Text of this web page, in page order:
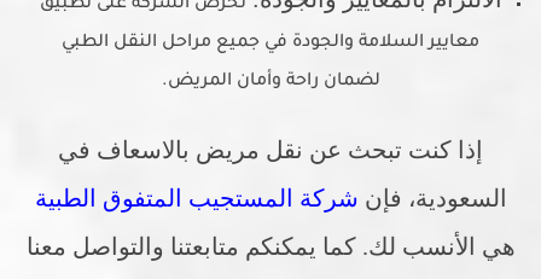
تحرص الشركة على تطبيق
معايير السلامة والجودة في جميع مراحل النقل الطبي
لضمان راحة وأمان المريض.
إذا كنت تبحث عن نقل مريض بالاسعاف في
السعودية، فإن شركة المستجيب المتفوق الطبية
هي الأنسب لك. كما يمكنكم متابعتنا والتواصل معنا